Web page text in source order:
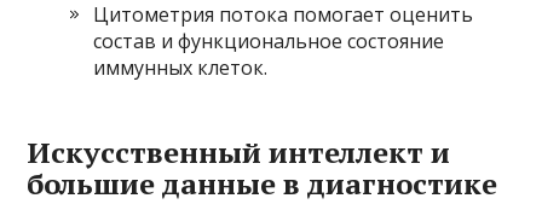
Цитометрия потока помогает оценить
состав и функциональное состояние
иммунных клеток.
Искусственный интеллект и
большие данные в диагностике